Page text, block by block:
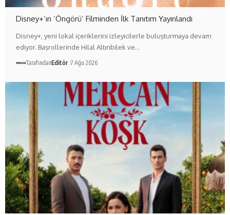
Disney+’ın ‘Öngörü’ Filminden İlk Tanıtım Yayınlandı
Disney+, yeni lokal içeriklerini izleyicilerle buluşturmaya devam
ediyor. Başrollerinde Hilal Altınbilek ve…
TarafındanEditör 7 Ağu 2026